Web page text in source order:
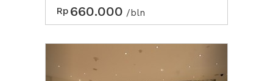
Rp 660.000 /bln